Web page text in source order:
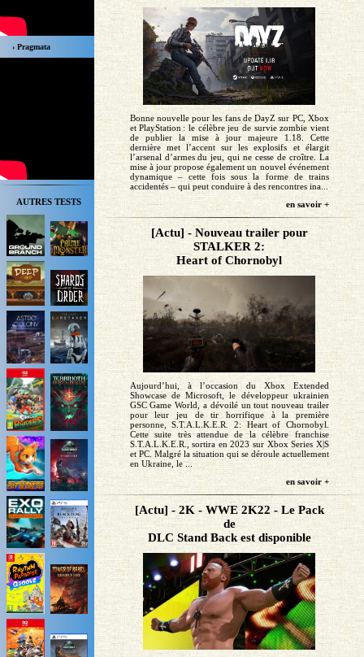
› Pragmata
AUTRES TESTS
Bonne nouvelle pour les fans de DayZ sur PC, Xbox
et PlayStation : le célèbre jeu de survie zombie vient
de publier la mise à jour majeure 1.18. Cette
dernière met l’accent sur les explosifs et élargit
l’arsenal d’armes du jeu, qui ne cesse de croître. La
mise à jour propose également un nouvel événement
dynamique – cette fois sous la forme de trains
accidentés – qui peut conduire à des rencontres ina...
en savoir +
[Actu] - Nouveau trailer pour
STALKER 2:
Heart of Chornobyl
Aujourd’hui, à l’occasion du Xbox Extended
Showcase de Microsoft, le développeur ukrainien
GSC Game World, a dévoilé un tout nouveau trailer
pour leur jeu de tir horrifique à la première
personne, S.T.A.L.K.E.R. 2: Heart of Chornobyl.
Cette suite très attendue de la célèbre franchise
S.T.A.L.K.E.R., sortira en 2023 sur Xbox Series X|S
et PC. Malgré la situation qui se déroule actuellement
en Ukraine, le ...
en savoir +
[Actu] - 2K - WWE 2K22 - Le Pack
de
DLC Stand Back est disponible